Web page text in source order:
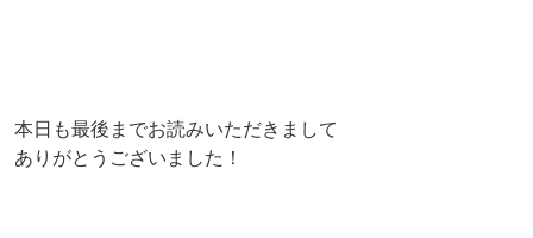
本日も最後までお読みいただきまして
ありがとうございました！